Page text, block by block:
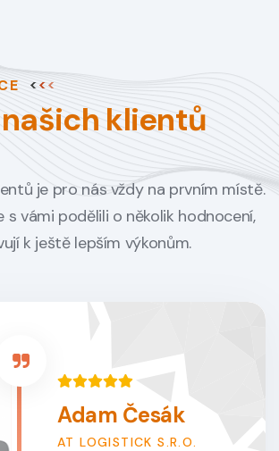
klientů
je pro nás vždy na prvním místě.
s vámi podělili o několik hodnocení,
k ještě lepším výkonům.
Adam Česák
AT LOGISTICK S.R.O.